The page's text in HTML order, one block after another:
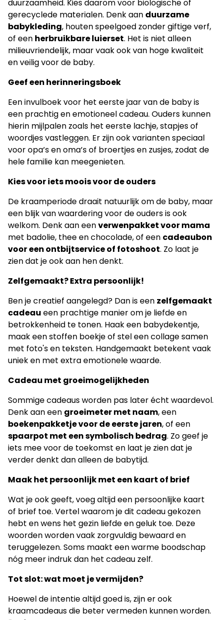
duurzaamheid. Kies daarom voor biologische of
gerecyclede materialen. Denk aan duurzame
babykleding, houten speelgoed zonder giftige verf,
of een herbruikbare luierset. Het is niet alleen
milieuvriendelijk, maar vaak ook van hoge kwaliteit
en veilig voor de baby.
Geef een herinneringsboek
Een invulboek voor het eerste jaar van de baby is
een prachtig en emotioneel cadeau. Ouders kunnen
hierin mijlpalen zoals het eerste lachje, stapjes of
woordjes vastleggen. Er zijn ook varianten speciaal
voor opa’s en oma’s of broertjes en zusjes, zodat de
hele familie kan meegenieten.
Kies voor iets moois voor de ouders
De kraamperiode draait natuurlijk om de baby, maar
een blijk van waardering voor de ouders is ook
welkom. Denk aan eenverwenpakket voor mama
met badolie, thee en chocolade, of een cadeaubon
voor een ontbijtservice of fotoshoot. Zo laat je
zien dat je ook aan hen denkt.
Zelfgemaakt? Extra persoonlijk!
Ben je creatief aangelegd? Dan is een zelfgemaakt
cadeau een prachtige manier om je liefde en
betrokkenheid te tonen. Haak een babydekentje,
maak een stoffen boekje of stel een collage samen
met foto's en teksten. Handgemaakt betekent vaak
uniek en met extra emotionele waarde.
Cadeau met groeimogelijkheden
Sommige cadeaus worden pas later écht waardevol.
Denk aan een groeimeter met naam, een
boekenpakketje voor de eerste jaren, of een
spaarpot met een symbolisch bedrag. Zo geef je
iets mee voor de toekomst en laat je zien dat je
verder denkt dan alleen de babytijd.
Maak het persoonlijk met een kaart of brief
Wat je ook geeft, voeg altijd een persoonlijke kaart
of brief toe. Vertel waarom je dit cadeau gekozen
hebt en wens het gezin liefde en geluk toe. Deze
woorden worden vaak zorgvuldig bewaard en
teruggelezen. Soms maakt een warme boodschap
nóg meer indruk dan het cadeau zelf.
Tot slot: wat moet je vermijden?
Hoewel de intentie altijd goed is, zijn er ook
kraamcadeaus die beter vermeden kunnen worden.